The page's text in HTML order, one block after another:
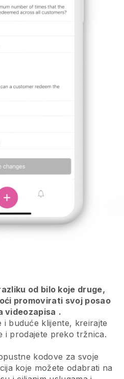
od bilo koje druge,
promovirati svoj posao
videozapisa .
i buduće klijente, kreirajte
i prodajete preko tržnica.
kodove za svoje
koje možete odabrati na